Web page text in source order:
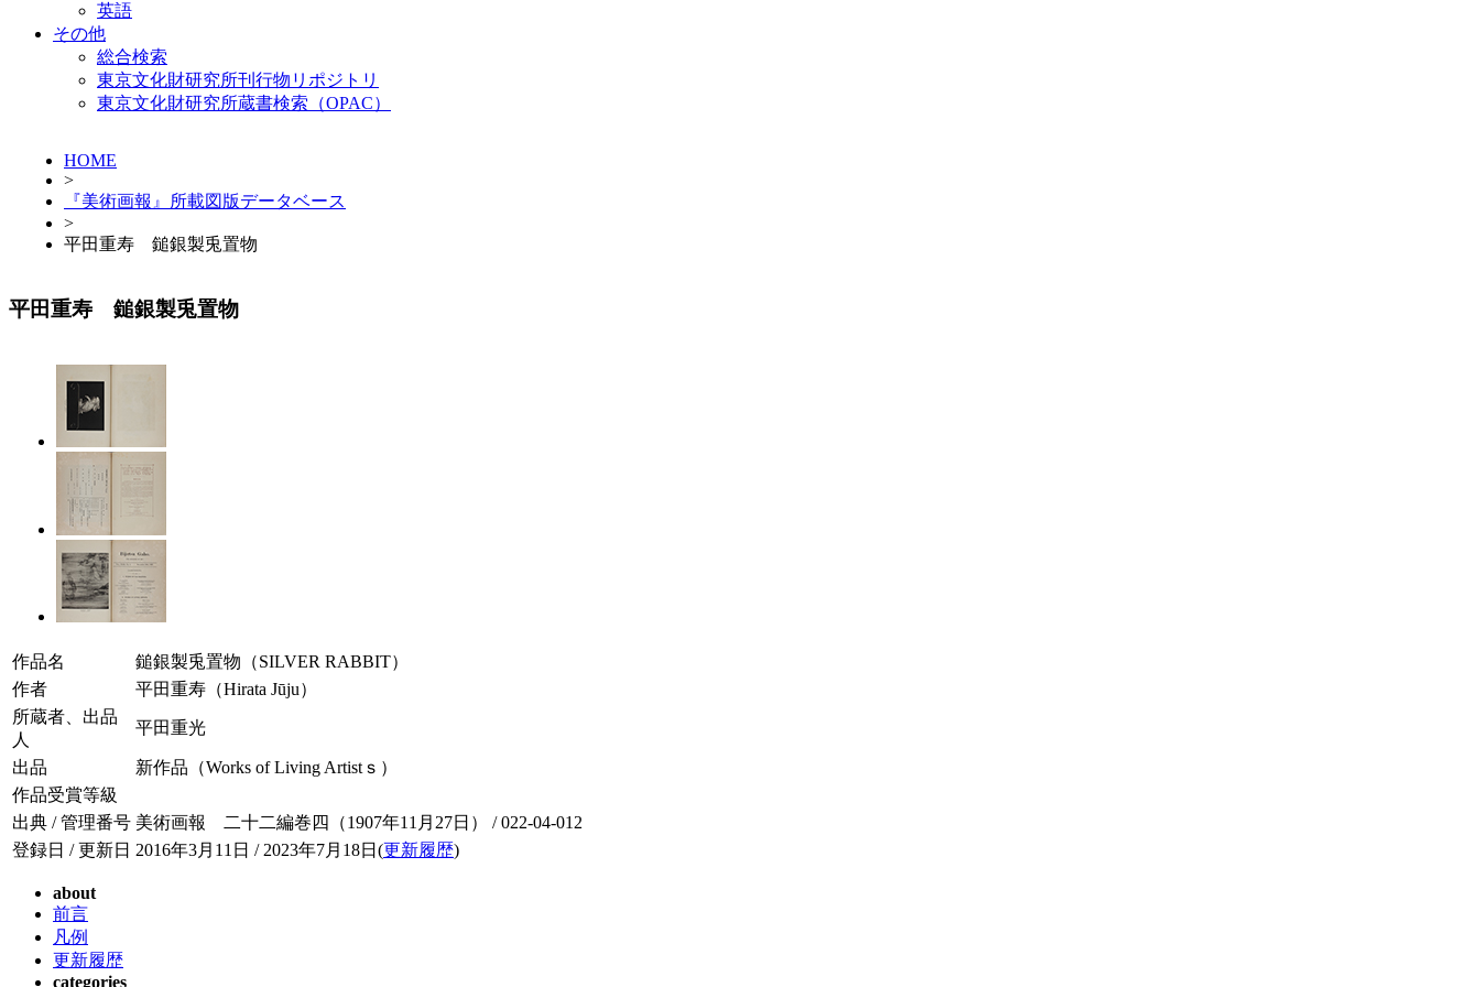
英語
その他
総合検索
東京文化財研究所刊行物リポジトリ
東京文化財研究所蔵書検索（OPAC）
HOME
>
『美術画報』所載図版データベース
>
平田重寿 鎚銀製兎置物
平田重寿 鎚銀製兎置物
作品名
鎚銀製兎置物（SILVER RABBIT）
作者
平田重寿（Hirata Jūju）
所蔵者、出品
人
平田重光
出品
新作品（Works of Living Artistｓ）
作品受賞等級
出典 / 管理番号 美術画報 二十二編巻四（1907年11月27日） / 022-04-012
登録日 / 更新日 2016年3月11日 / 2023年7月18日(更新履歴)
about
前言
凡例
更新履歴
categories